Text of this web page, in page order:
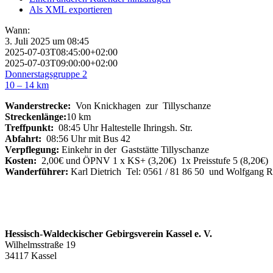
Als XML exportieren
Wann:
3. Juli 2025 um 08:45
2025-07-03T08:45:00+02:00
2025-07-03T09:00:00+02:00
Donnerstagsgruppe 2
10 – 14 km
Wanderstrecke: Von Knickhagen zur Tillyschanze
Streckenlänge:10 km
Treffpunkt: 08:45 Uhr Haltestelle Ihringsh. Str.
Abfahrt: 08:56 Uhr mit Bus 42
Verpflegung: Einkehr in der Gaststätte Tillyschanze
Kosten: 2,00€ und ÖPNV 1 x KS+ (3,20€) 1x Preisstufe 5 (8,20€)
Wanderführer: Karl Dietrich Tel: 0561 / 81 86 50 und Wolfgang
Hessisch-Waldeckischer Gebirgsverein Kassel e. V.
Wilhelmsstraße 19
34117 Kassel